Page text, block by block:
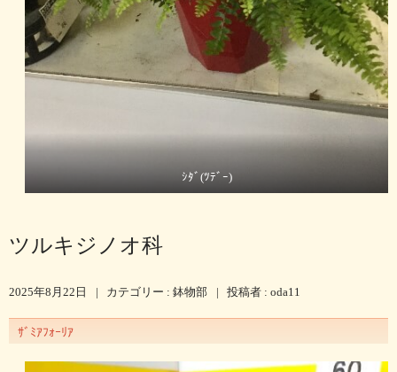
ｼﾀﾞ(ﾂﾃﾞｰ)
ツルキジノオ科
2025年8月22日 | カテゴリー : 鉢物部 | 投稿者 : oda11
ｻﾞﾐｱﾌｫｰﾘｱ